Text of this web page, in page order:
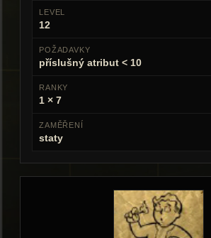
LEVEL
12
POŽADAVKY
příslušný atribut < 10
RANKY
1 × 7
ZAMĚŘENÍ
staty